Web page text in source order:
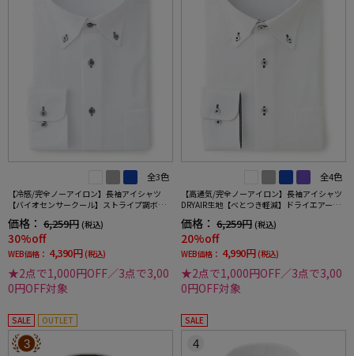
全3色
【冷感/完全ノーアイロン】長袖アイシャツ
【バイオセンサークール】ストライプ調ボタ
ンダウンストライプ形態安定ストレッチ防汚
効果吸汗速乾ワイシャツ春夏
価格： 6,259円 (税込)
30%off
WEB価格： 4,390円 (税込)
★2点で1,000円OFF／3点で3,00
0円OFF対象
全4色
【高通気/完全ノーアイロン】長袖アイシャツ
DRYAIR生地【べとつき軽減】ドライエアー刺
し子調ボタンダウン別布織柄無地形態安定ス
トレッチ防汚効果吸汗速乾ワイシャツ春夏
価格： 6,259円 (税込)
20%off
WEB価格： 4,990円 (税込)
★2点で1,000円OFF／3点で3,00
0円OFF対象
SALE OUTLET
3
SALE
4